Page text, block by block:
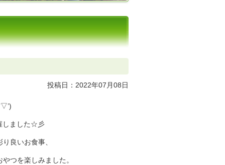
投稿日：2022年07月08日
しました☆彡
良いお食事、
つを楽しみました。